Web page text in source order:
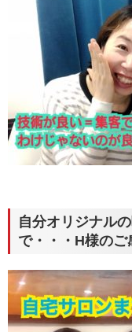
自分オリジナル
で・・・H様のご